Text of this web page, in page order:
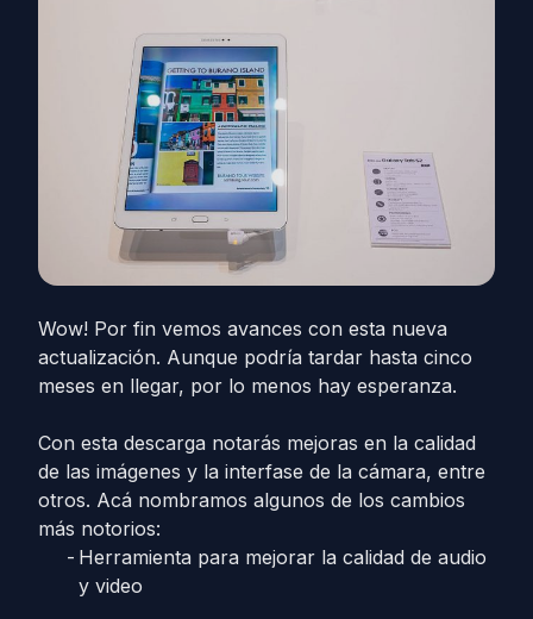
Wow! Por fin vemos avances con esta nueva
actualización. Aunque podría tardar hasta cinco
meses en llegar, por lo menos hay esperanza.
Con esta descarga notarás mejoras en la calidad
de las imágenes y la interfase de la cámara, entre
otros. Acá nombramos algunos de los cambios
más notorios:
Herramienta para mejorar la calidad de audio
y video